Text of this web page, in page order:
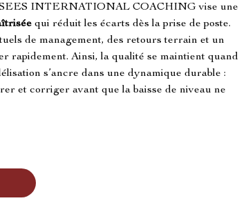
INTERNATIONAL COACHING vise une
qui réduit les écarts dès la prise de poste.
de management, des retours terrain et un
rapidement. Ainsi, la qualité se maintient quand
s’ancre dans une dynamique durable :
et corriger avant que la baisse de niveau ne